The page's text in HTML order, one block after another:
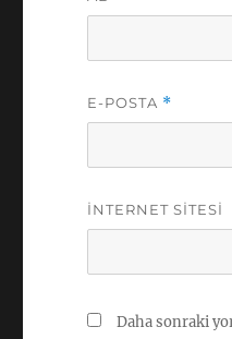
E-POSTA *
İNTERNET SITESI
Daha sonraki